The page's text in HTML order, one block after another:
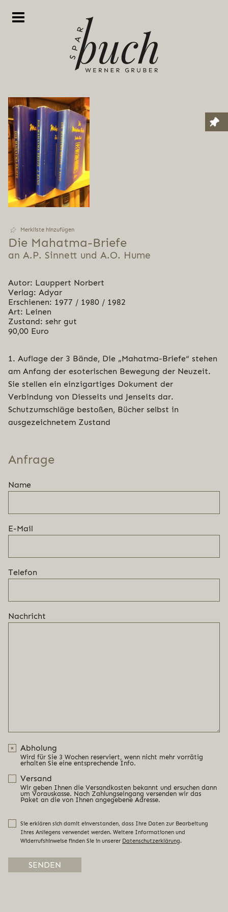
Merkliste hinzufügen
Die Mahatma-Briefe
an A.P. Sinnett und A.O. Hume
Autor: Lauppert Norbert
Verlag: Adyar
Erschienen: 1977 / 1980 / 1982
Art: Leinen
Zustand: sehr gut
90,00 Euro
1. Auflage der 3 Bände, Die „Mahatma-Briefe“ stehen
am Anfang der esoterischen Bewegung der Neuzeit.
Sie stellen ein einzigartiges Dokument der
Verbindung von Diesseits und Jenseits dar.
Schutzumschläge bestoßen, Bücher selbst in
ausgezeichnetem Zustand
Anfrage
Name
E-Mail
Telefon
Nachricht
Abholung
Wird für Sie 3 Wochen reserviert, wenn nicht mehr vorrätig
erhalten Sie eine entsprechende Info.
Versand
Wir geben Ihnen die Versandkosten bekannt und ersuchen dann
um Vorauskasse. Nach Zahlungseingang versenden wir das
Paket an die von Ihnen angegebene Adresse.
Sie erklären sich damit einverstanden, dass Ihre Daten zur Bearbeitung
Ihres Anliegens verwendet werden. Weitere Informationen und
Widerrufshinweise finden Sie in unserer Datenschutzerklärung.